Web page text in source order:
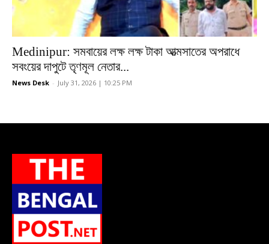
Medinipur: সমবায়ের লক্ষ লক্ষ টাকা আত্মসাতের অপরাধে
সবংয়ের দাপুটে তৃণমূল নেতার...
News Desk - July 31, 2026 | 10:25 PM